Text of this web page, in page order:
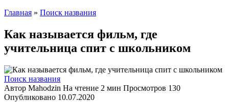
Главная » Поиск названия
Как называется фильм, где
учительница спит с школьником
Поиск названия
Автор Mahodzin На чтение 2 мин Просмотров 130
Опубликовано 10.07.2020